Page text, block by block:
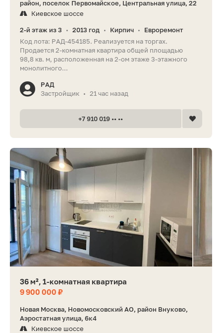
район, поселок Первомайское, Центральная улица, 22
Киевское шоссе
2-й этаж из 3 • 2013 год • Кирпич •
Евроремонт
Код лота: РАД-454185. Реализуется на торгах.
Продается 2-комнатная квартира общей площадью
98,8 кв. м, расположенная на 2-ом этаже 3-этажного
монолитного...
РАД
Застройщик • 21 час назад
+7 910 019 •• ••
36 м², 1-комнатная квартира
9 900 000 ₽
Новая Москва, Новомосковский АО, район Внуково,
Аэростатная улица, 6к4
Киевское шоссе